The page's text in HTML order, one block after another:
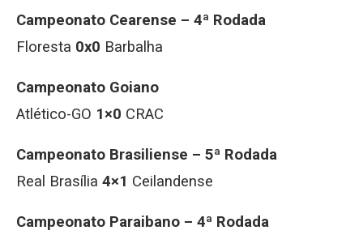
Campeonato Cearense – 4ª Rodada
Floresta 0x0 Barbalha
Campeonato Goiano
Atlético-GO 1×0 CRAC
Campeonato Brasiliense – 5ª Rodada
Real Brasília 4×1 Ceilandense
Campeonato Paraibano – 4ª Rodada